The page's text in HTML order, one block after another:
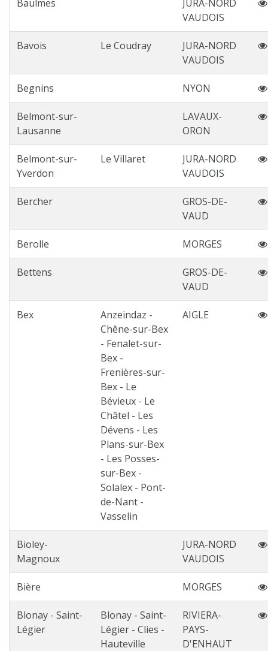
Baulmes
JURA-NORD
VAUDOIS
Bavois Le Coudray
JURA-NORD
VAUDOIS
Begnins NYON
Belmont-sur-
Lausanne
LAVAUX-
ORON
Belmont-sur-
Yverdon
Le Villaret
JURA-NORD
VAUDOIS
Bercher
GROS-DE-
VAUD
Berolle MORGES
Bettens
GROS-DE-
VAUD
Bex
Anzeindaz -
Chêne-sur-Bex
- Fenalet-sur-
Bex -
Frenières-sur-
Bex - Le
Bévieux - Le
Châtel - Les
Dévens - Les
Plans-sur-Bex
- Les Posses-
sur-Bex -
Solalex - Pont-
de-Nant -
Vasselin
AIGLE
Bioley-
Magnoux
JURA-NORD
VAUDOIS
Bière MORGES
Blonay - Saint-
Légier
Blonay - Saint-
Légier - Clies -
Hauteville
RIVIERA-
PAYS-
D'ENHAUT